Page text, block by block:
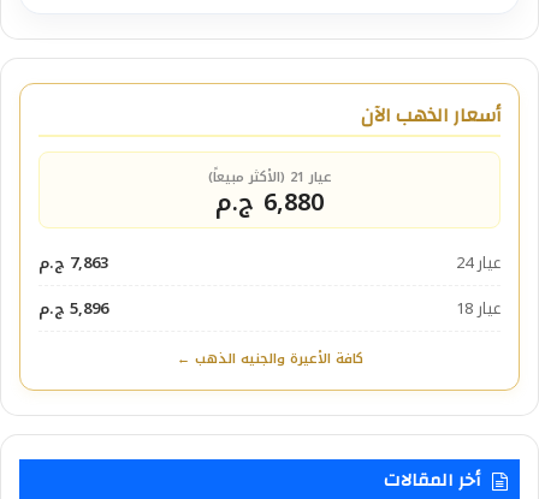
أسعار الذهب الآن
عيار 21 (الأكثر مبيعاً)
6,880 ج.م
عيار 24
7,863 ج.م
عيار 18
5,896 ج.م
كافة الأعيرة والجنيه الذهب ←
أخر المقالات